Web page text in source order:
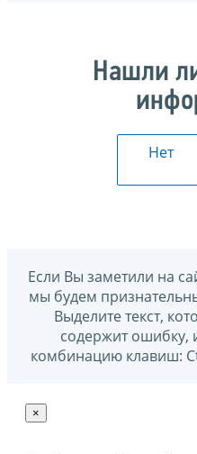
Нашли
Нет
Если Вы заметили на
мы будем
Выделите текст,
содержит ошибку,
комбинацию клавиш:
×